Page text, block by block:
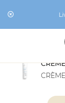
«Crème